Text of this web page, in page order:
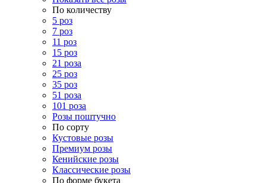
По количеству
5 роз
7 роз
11 роз
15 роз
21 роза
25 роз
35 роз
51 роза
101 роза
Розы поштучно
По сорту
Кустовые розы
Премиум розы
Кенийские розы
Классические розы
По форме букета